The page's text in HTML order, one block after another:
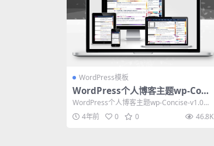
WordPress模板
WordPress个人博客主题wp-Conc
ise-v1.0
WordPress个人博客主题wp-Concise-v1.0，
简约博客全宽排版，...
4年前 0 0 46.8K